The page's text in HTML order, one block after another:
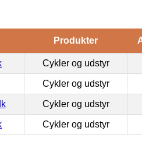
Produkter
Cykler og udstyr
Cykler og udstyr
Cykler og udstyr
Cykler og udstyr